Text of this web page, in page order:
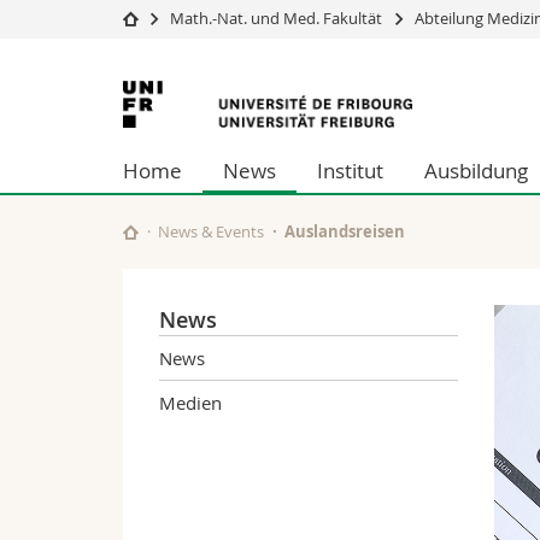
Universität
Studium
Forschung
Universität
Weiterbildung
Wirtschafts-
Philosophische
Math.-Nat. und Med. Fakultät Abteilung
Universität
Freiburg
Home News Institut Ausbildung
News & Events Auslandsreisen
News
News
Medien